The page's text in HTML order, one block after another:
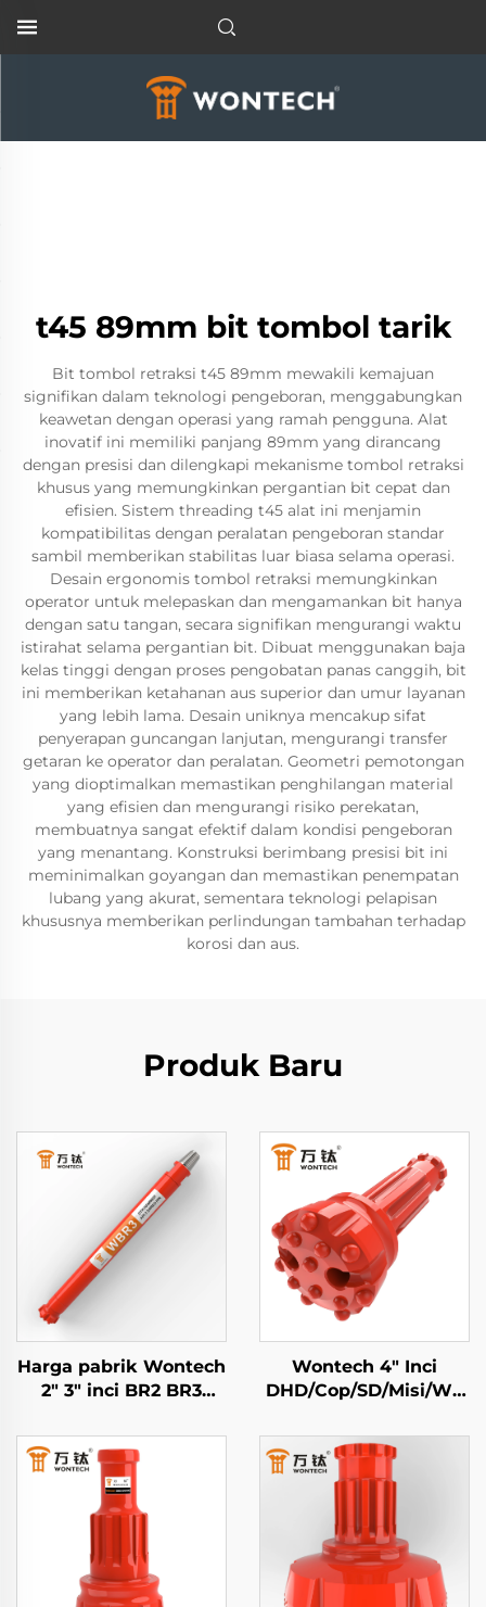
t45 89mm bit tombol tarik
Bit tombol retraksi t45 89mm mewakili kemajuan
signifikan dalam teknologi pengeboran, menggabungkan
keawetan dengan operasi yang ramah pengguna. Alat
inovatif ini memiliki panjang 89mm yang dirancang
dengan presisi dan dilengkapi mekanisme tombol retraksi
khusus yang memungkinkan pergantian bit cepat dan
efisien. Sistem threading t45 alat ini menjamin
kompatibilitas dengan peralatan pengeboran standar
sambil memberikan stabilitas luar biasa selama operasi.
Desain ergonomis tombol retraksi memungkinkan
operator untuk melepaskan dan mengamankan bit hanya
dengan satu tangan, secara signifikan mengurangi waktu
istirahat selama pergantian bit. Dibuat menggunakan baja
kelas tinggi dengan proses pengobatan panas canggih, bit
ini memberikan ketahanan aus superior dan umur layanan
yang lebih lama. Desain uniknya mencakup sifat
penyerapan guncangan lanjutan, mengurangi transfer
getaran ke operator dan peralatan. Geometri pemotongan
yang dioptimalkan memastikan penghilangan material
yang efisien dan mengurangi risiko perekatan,
membuatnya sangat efektif dalam kondisi pengeboran
yang menantang. Konstruksi berimbang presisi bit ini
meminimalkan goyangan dan memastikan penempatan
lubang yang akurat, sementara teknologi pelapisan
khususnya memberikan perlindungan tambahan terhadap
korosi dan aus.
Produk Baru
Harga pabrik Wontech
2" 3" inci BR2 BR3
Hammer
Wontech 4" Inci
DHD/Cop/SD/Misi/WT
untuk Pengeboran
Sumur Air
Pertambangan
Pengeboran